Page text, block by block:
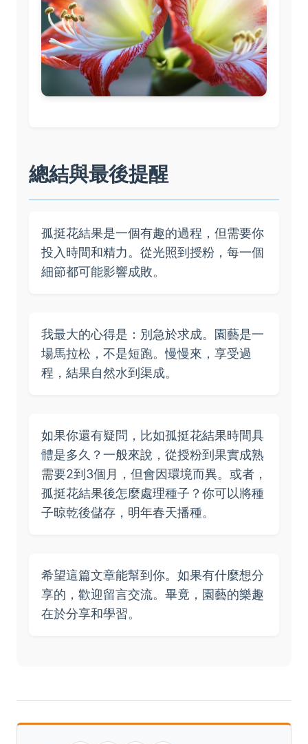
總結與最後提醒
孤挺花結果是一個有趣的過程，但需要你
投入時間和精力。從光照到授粉，每一個
細節都可能影響成敗。
我最大的心得是：別急於求成。園藝是一
場馬拉松，不是短跑。慢慢來，享受過
程，結果自然水到渠成。
如果你還有疑問，比如孤挺花結果時間具
體是多久？一般來說，從授粉到果實成熟
需要2到3個月，但會因環境而異。或者，
孤挺花結果後怎麼處理種子？你可以將種
子晾乾後儲存，明年春天播種。
希望這篇文章能幫到你。如果有什麼想分
享的，歡迎留言交流。畢竟，園藝的樂趣
在於分享和學習。